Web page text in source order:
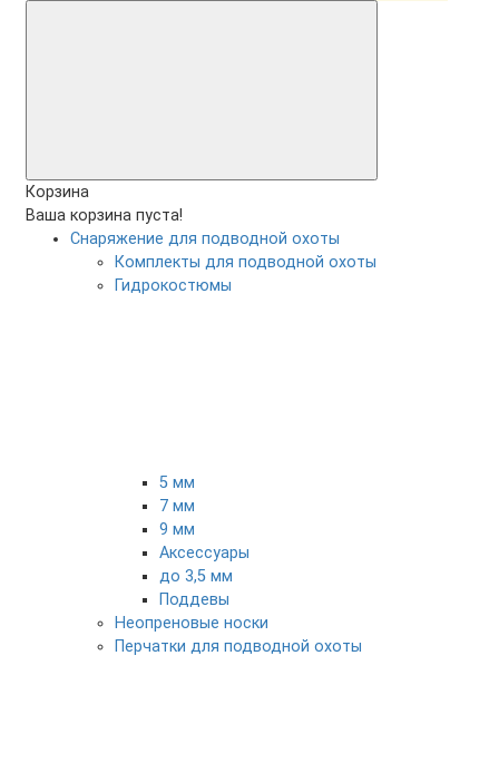
Корзина
Ваша корзина пуста!
Снаряжение для подводной охоты
Комплекты для подводной охоты
Гидрокостюмы
5 мм
7 мм
9 мм
Аксессуары
до 3,5 мм
Поддевы
Неопреновые носки
Перчатки для подводной охоты